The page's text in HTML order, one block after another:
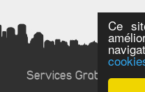
Ce
Services Gratuits